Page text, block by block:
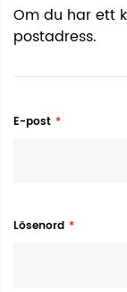
Om du har ett
postadress.
E-post
Lösenord